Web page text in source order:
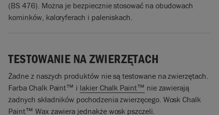
(BS 476). Można je bezpiecznie stosować na obudowach
kominków, kaloryferach i paleniskach.
TESTOWANIE NA ZWIERZĘTACH
Żadne z naszych produktów nie są testowane na zwierzętach.
Farba Chalk Paint™ i lakier Chalk Paint™ nie zawierają
żadnych składników pochodzenia zwierzęcego. Wosk Chalk
Paint™ Wax zawiera jednakże wosk pszczeli.